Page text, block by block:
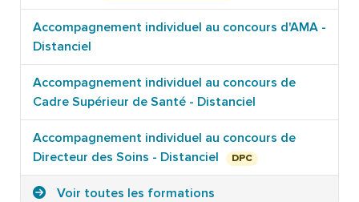
Accompagnement individuel au concours d'AMA -
Distanciel
Accompagnement individuel au concours de
Cadre Supérieur de Santé - Distanciel
Accompagnement individuel au concours de
Directeur des Soins - Distanciel
DPC
Voir toutes les formations